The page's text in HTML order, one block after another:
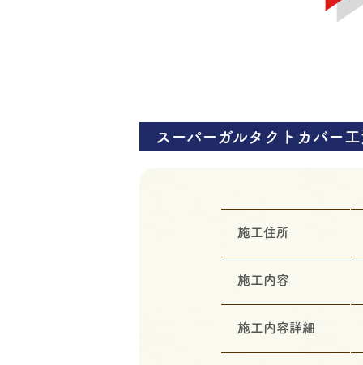
スーパーガルタクトカバー
施工住所
施工内容
施工内容詳細